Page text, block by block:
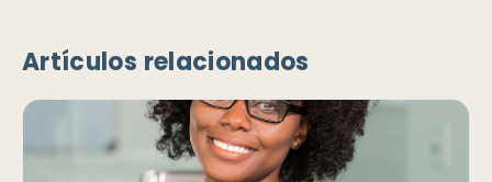
Artículos relacionados